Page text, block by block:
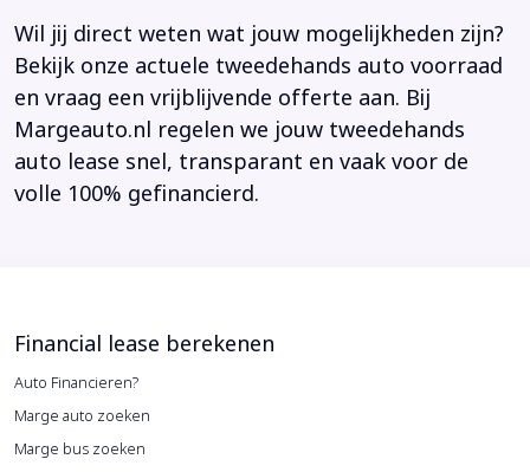
Wil jij direct weten wat jouw mogelijkheden zijn?
Bekijk onze actuele tweedehands auto voorraad
en vraag een vrijblijvende offerte aan. Bij
Margeauto.nl regelen we jouw tweedehands
auto lease snel, transparant en vaak voor de
volle 100% gefinancierd.
Financial lease berekenen
Auto Financieren?
Marge auto zoeken
Marge bus zoeken